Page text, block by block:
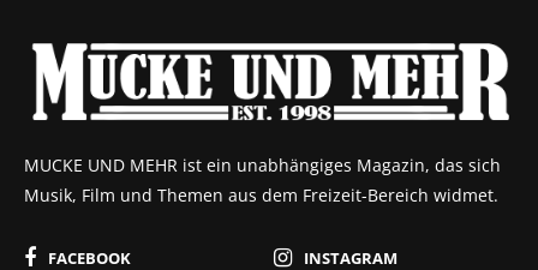
MUCKE UND MEHR ist ein unabhängiges Magazin, das sich
Musik, Film und Themen aus dem Freizeit-Bereich widmet.
FACEBOOK
INSTAGRAM